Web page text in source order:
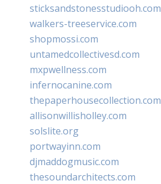
sticksandstonesstudiooh.com
walkers-treeservice.com
shopmossi.com
untamedcollectivesd.com
mxpwellness.com
infernocanine.com
thepaperhousecollection.com
allisonwillisholley.com
solslite.org
portwayinn.com
djmaddogmusic.com
thesoundarchitects.com